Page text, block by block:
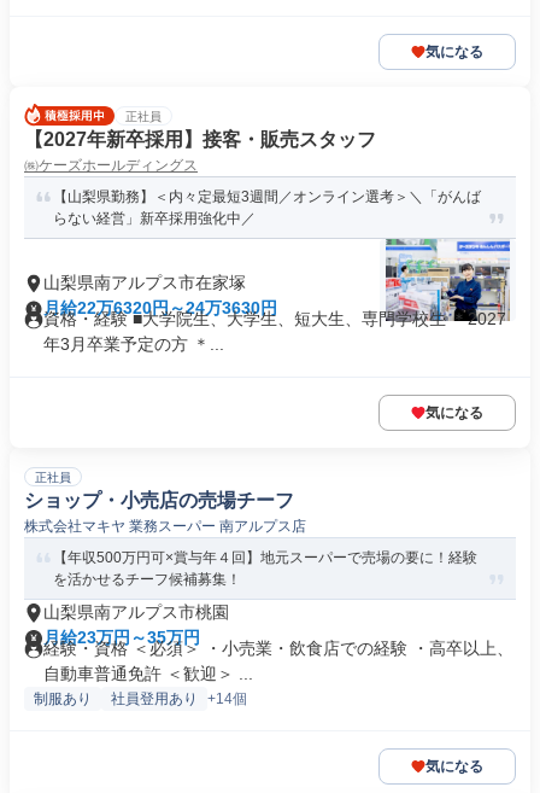
気になる
正社員
【2027年新卒採用】接客・販売スタッフ
㈱ケーズホールディングス
【山梨県勤務】＜内々定最短3週間／オンライン選考＞＼「がんば
らない経営」新卒採用強化中／
山梨県南アルプス市在家塚
月給22万6320円～24万3630円
資格・経験 ■大学院生、大学生、短大生、専門学校生 ＊2027
年3月卒業予定の方 ＊...
気になる
正社員
ショップ・小売店の売場チーフ
株式会社マキヤ 業務スーパー 南アルプス店
【年収500万円可×賞与年４回】地元スーパーで売場の要に！経験
を活かせるチーフ候補募集！
山梨県南アルプス市桃園
月給23万円～35万円
経験・資格 ＜必須＞ ・小売業・飲食店での経験 ・高卒以上、
自動車普通免許 ＜歓迎＞ ...
制服あり 社員登用あり +14個
気になる